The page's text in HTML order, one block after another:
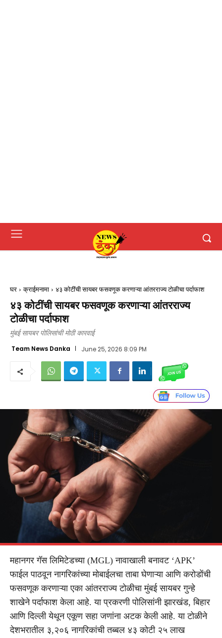
घर क्राईमनामा ४३ कोटींची सायबर फसवणूक करणाऱ्या आंतरराज्य टोळीचा पर्दाफाश
४३ कोटींची सायबर फसवणूक करणाऱ्या आंतरराज्य
टोळीचा पर्दाफाश
मुंबई सायबर पोलिसांची मोठी कारवाई
Team News Danka June 25, 2026 8:09 PM
महानगर गॅस लिमिटेडच्या (MGL) नावाखाली बनावट ‘APK’
फाईल पाठवून नागरिकांच्या मोबाईलचा ताबा घेणाऱ्या आणि करोडोंची
फसवणूक करणाऱ्या एका आंतरराज्य टोळीचा मुंबई सायबर गुन्हे
शाखेने पर्दाफाश केला आहे. या प्रकरणी पोलिसांनी झारखंड, बिहार
आणि दिल्ली येथून एकूण सहा जणांना अटक केली आहे. या टोळीने
देशभरातील ३,२०६ नागरिकांची तब्बल ४३ कोटी २५ लाख